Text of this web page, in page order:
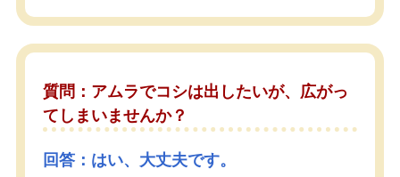
質問：アムラでコシは出したいが、広がっ
てしまいませんか？
回答：はい、大丈夫です。